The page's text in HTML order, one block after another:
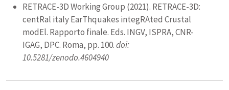
RETRACE-3D Working Group (2021). RETRACE-3D:
centRal italy EarThquakes integRAted Crustal
modEl. Rapporto finale. Eds. INGV, ISPRA, CNR-
IGAG, DPC. Roma, pp. 100.doi:
10.5281/zenodo.4604940